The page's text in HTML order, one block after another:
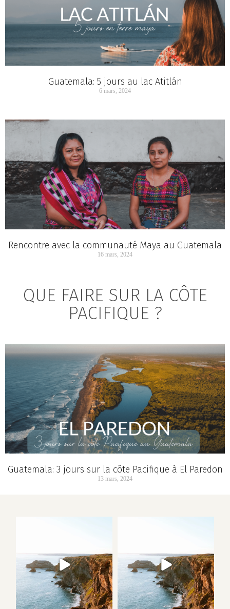
Guatemala: 5 jours au lac Atitlán
6 mars, 2024
Rencontre avec la communauté Maya au Guatemala
16 mars, 2024
QUE FAIRE SUR LA CÔTE
PACIFIQUE ?
Guatemala: 3 jours sur la côte Pacifique à El Paredon
13 mars, 2024